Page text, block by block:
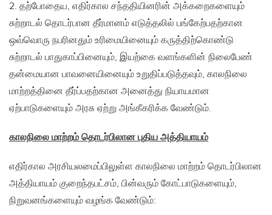
2. தற்போதைய, எதிர்கால சந்ததியினரின் அக்கறைகளையும்
சுற்றாடல் தொடர்பான தீர்மானம் எடுத்தலில் பங்கேற்பதற்கான
ஒவ்வொரு நபரினதும் உரிமையினையும் கருத்திற்கொண்டு
சுற்றாடல் பாதுகாப்பினையும், இயற்கை வளங்களின் நிலைபேண்
தன்மையான பாவனையினையும் உறுதிப்படுத்தவும், காலநிலை
மாற்றத்தினை தீர்ப்பதற்கான அனைத்து நியாயமான
ஏற்பாடுகளையும் அரசு ஏற்று அங்கீகரிக்க வேண்டும்.
காலநிலை மாற்றம் தொடர்பிலான புதிய அத்தியாயம்
எதிர்கால அரசியலமைப்பிலுள்ள காலநிலை மாற்றம் தொடர்பிலான
அத்தியாயம் குறைந்தபட்சம், பின்வரும் கோட்பாடுகளையும்,
நிறுவனங்களையும் வழங்க வேண்டும்: